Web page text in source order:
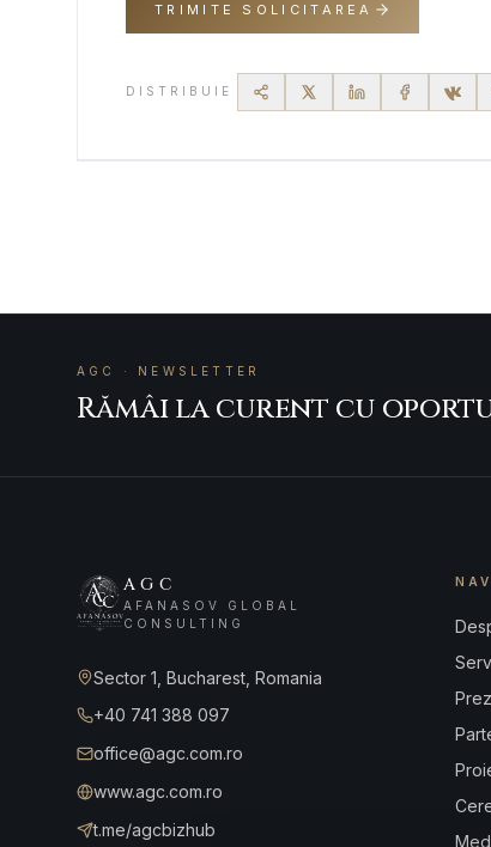
TRIMITE SOLICITAREA
DISTRIBUIE
AGC · NEWSLETTER
Rămâi la curent cu
AGC
AFANASOV GLOBAL
CONSULTING
Sector 1, Bucharest, Romania
+40 741 388 097
office@agc.com.ro
www.agc.com.ro
t.me/agcbizhub